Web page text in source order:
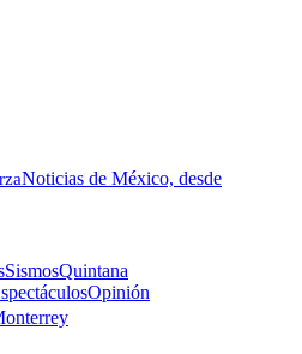
Noticias de México, desde
SismosQuintana
Opinión